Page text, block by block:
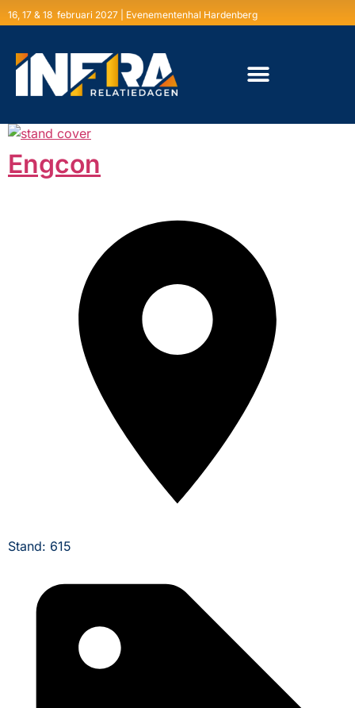
16, 17 & 18 februari 2027 | Evenementenhal Hardenberg
Engcon
Stand: 615